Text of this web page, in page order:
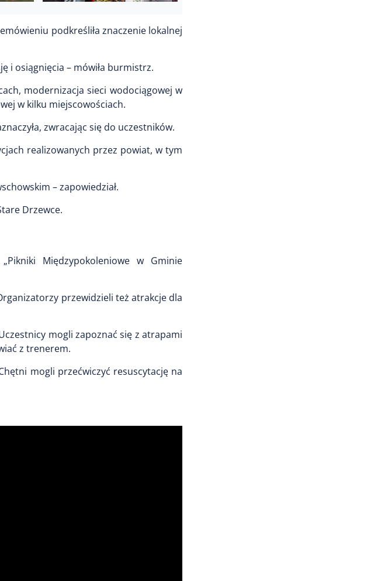
podkreśliła znaczenie lokalnej
i osiągnięcia – mówiła burmistrz.
modernizacja sieci wodociągowej w
w kilku miejscowościach.
zwracając się do uczestników.
realizowanych przez powiat, w tym
– zapowiedział.
Drzewce.
Międzypokoleniowe w Gminie
przewidzieli też atrakcje dla
mogli zapoznać się z atrapami
z trenerem.
mogli przećwiczyć resuscytację na